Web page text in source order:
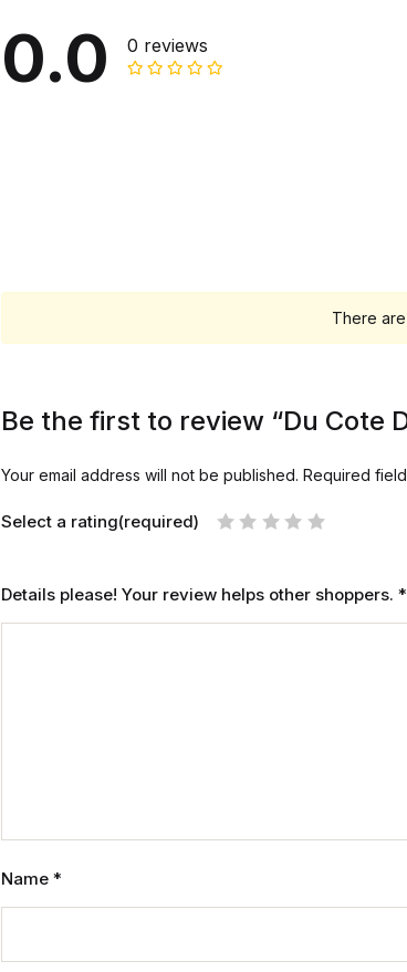
0.0 0 reviews
There
Be the first to review “Du Cote
Your email address will not be published. Required
Select a rating(required)
Details please! Your review helps other shoppers. *
Name *